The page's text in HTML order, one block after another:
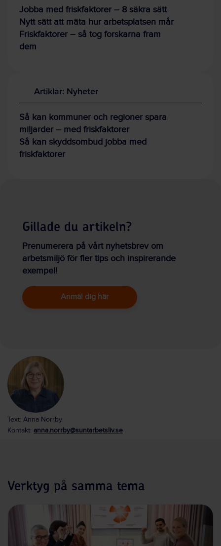
Jobba med friskfaktorer – 8 säkra sätt
Nytt sätt att mäta hur arbetsplatsen mår
Friskfaktorer – så tog forskarna fram
dem
Artiklar: Nyheter
Så kan kommuner och regioner spara
miljarder – med friskfaktorer
Så kan skyddsombud jobba med
friskfaktorer
Gillade du artikeln?
Prenumerera på vårt nyhetsbrev om
arbetsmiljö för fler tips och inspirerande
exempel!
Anmäl dig här
Text: Anna Norrby
Kontakt: anna.norrby@suntarbetsliv.se
Verktyg på samma tema